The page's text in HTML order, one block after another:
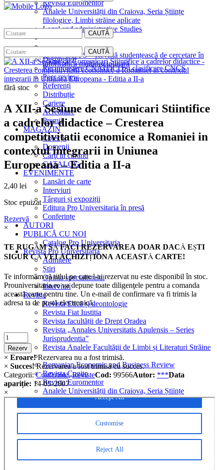
Revista Euromentor
Analele Universității din Craiova, Seria Științe
filologice, Limbi străine aplicate
Legal and administrative Studies
CreativeAPPS – Revistă studențească de cercetare în
informatică multidisciplinară
CAUTĂ
EDITURA
Despre noi
Recunoaștere CNATDCU și clasificare CNCS
Peer review
Referenți
Distribuție
Cariere
Acreditare
Premii
MAGAZIN
Colecții
Domenii
Cărţi în curând
CATALOG
EVENIMENTE
Lansări de carte
Interviuri
Târguri și expoziții
Editura Pro Universitaria în presă
Conferințe
AUTORI
PUBLICĂ CU NOI
Catalog Pro Universitaria
Revista Pro Universitaria
Admitere
Știri
Opinia specialistului
Interviuri
Reviste
Revista Etică și deontologie
Revista Fiat Iustitia
Revista facultății de Drept Oradea
Revista „Annales Universitatis Apulensis – Series
Jurisprudentia”
Revista Analele Facultăţii de Limbi și Literaturi Străine
Romanian Economic and Business Review
Revista Cogito
Revista Euromentor
Analele Universității din Craiova, Seria Științe
filologice, Limbi străine aplicate
Legal and administrative Studies
CreativeAPPS – Revistă studențească de cercetare în
CONTACT
CAUTĂ
fără stoc
A XII-a Sesiune de Comunicari Stiintifice
a cadrelor didactice – Cresterea
competitivitatii economice a Romaniei in
contextul integrarii in Uniunea
Europeana – Editia a II-a
2,40 lei
Stoc epuizat
Rezervă
×
TE RUGĂM SĂ FACI REZERVAREA DOAR DACĂ EŞTI
SIGUR CĂ VEI ACHIZIŢIONA ACEASTĂ CARTE!
Te informăm că titlul pe care l-ai rezervat nu este disponibil în stoc.
Prouniversitaria.ro va depune toate diligenţele pentru a comanda
această carte pentru tine. Un e-mail de confirmare va fi trimis la
adresa ta de postă electronică.
Criminalistica
quantity
Rezerv
× Eroare!Rezervarea nu a fost trimisă.
× Succes!Rezervarea a fost trimisă cu succes.
Categorii:Conferinte,RevisteCod: 99566Autor: ***Data
apariție: 14-05-2007
×